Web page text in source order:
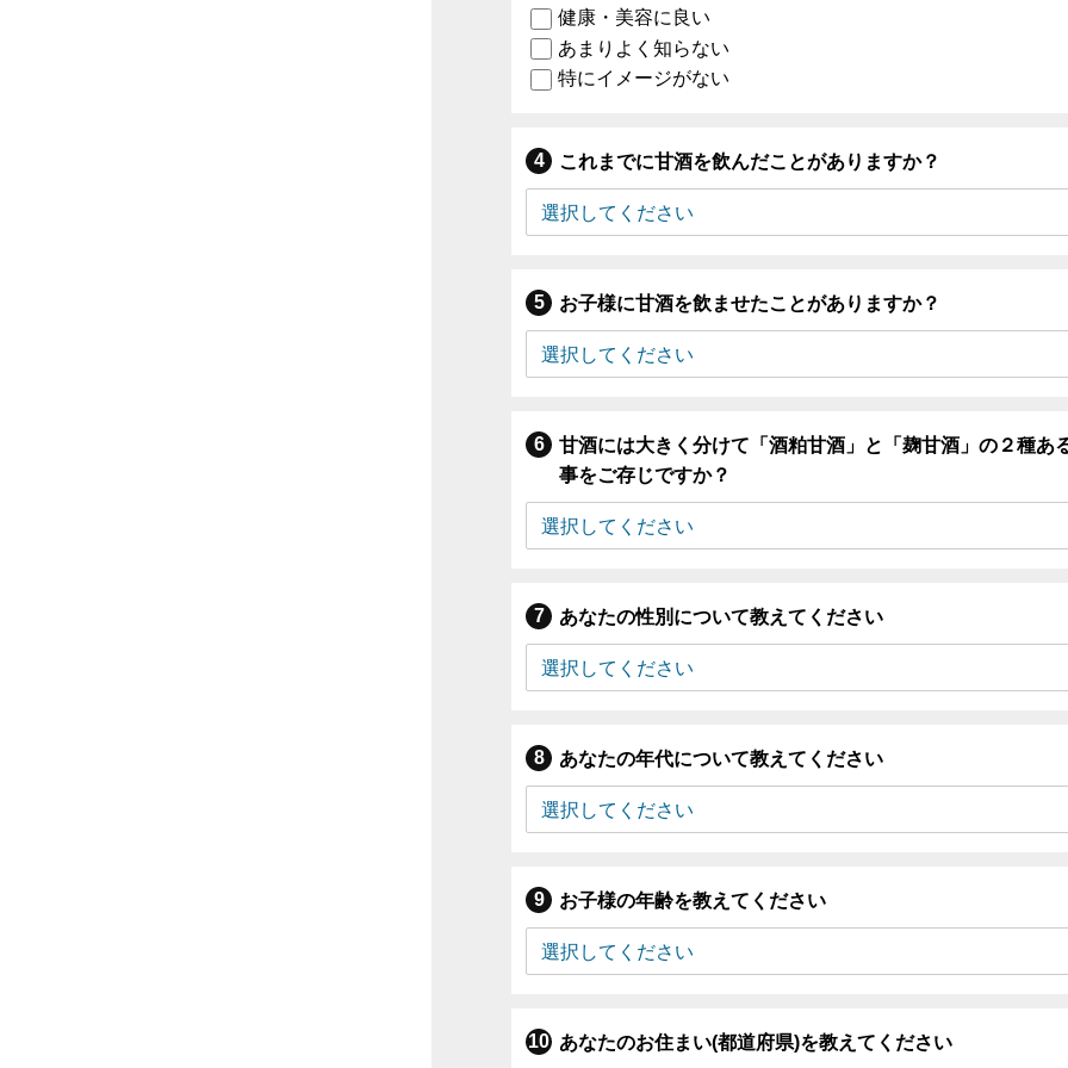
健康・美容に良い
あまりよく知らない
特にイメージがない
これまでに甘酒を飲んだことがありますか？
お子様に甘酒を飲ませたことがありますか？
甘酒には大きく分けて「酒粕甘酒」と「麹甘酒」の２種あ
事をご存じですか？
あなたの性別について教えてください
あなたの年代について教えてください
お子様の年齢を教えてください
あなたのお住まい(都道府県)を教えてください